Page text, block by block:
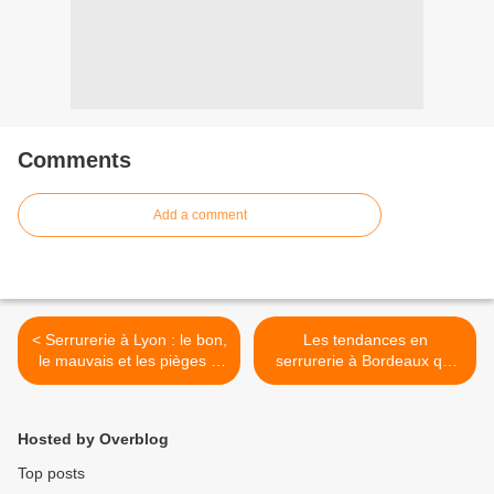
Comments
Add a comment
< Serrurerie à Lyon : le bon,
le mauvais et les pièges à
éviter
Les tendances en
serrurerie à Bordeaux qui
font sensation cette année
Hosted by Overblog
Top posts